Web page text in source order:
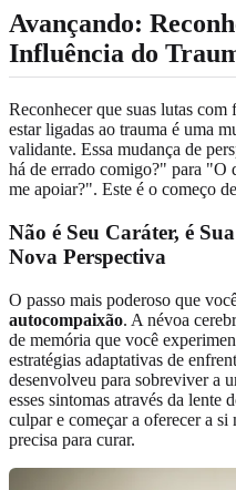
Avançando:
Influência do
Reconhecer que suas lutas
estar ligadas ao trauma é uma
validante. Essa mudança de
há de errado comigo?" para "O
me apoiar?". Este é o começo
Não é Seu Caráter, é
Nova Perspectiva
O passo mais poderoso que
autocompaixão. A névoa
de memória que você
estratégias adaptativas de
desenvolveu para sobreviver a
esses sintomas através da lente
culpar e começar a oferecer a
precisa para curar.